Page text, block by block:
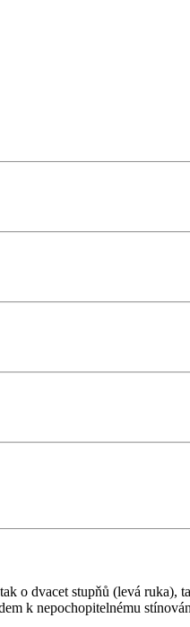
o dvacet stupňů (levá ruka),
k nepochopitelnému